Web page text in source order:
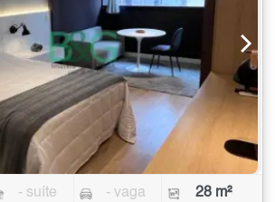
- suíte - vaga 28 m²